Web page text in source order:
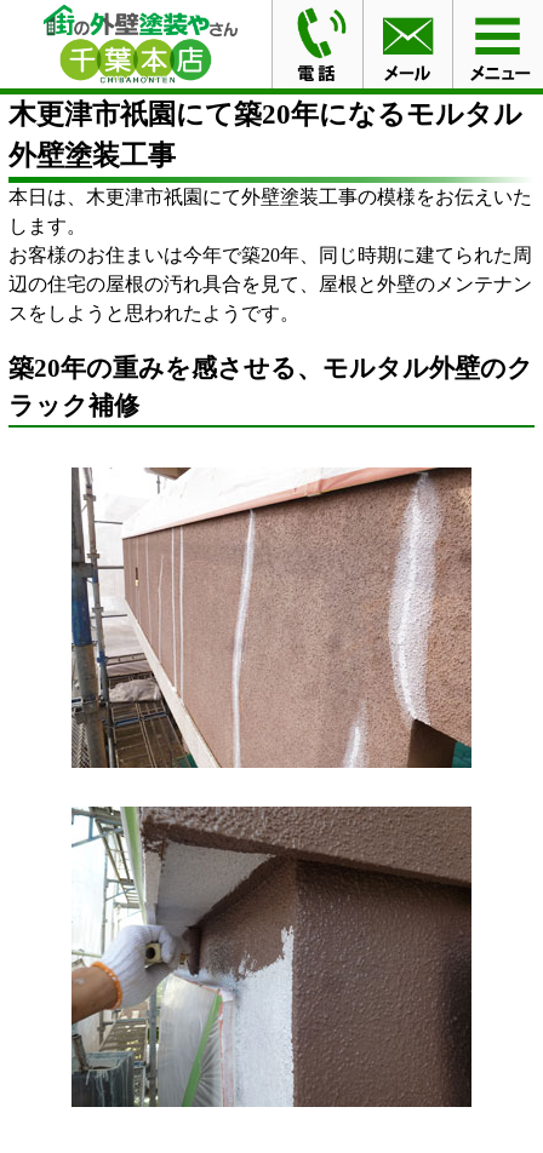
HOME ブログ
木更津市祇園にて築20年になるモルタル
外壁塗装工事
木更津市祇園にて築20年になるモルタル
外壁塗装工事
本日は、木更津市祇園にて外壁塗装工事の模様をお伝えいた
します。
お客様のお住まいは今年で築20年、同じ時期に建てられた周
辺の住宅の屋根の汚れ具合を見て、屋根と外壁のメンテナン
スをしようと思われたようです。
築20年の重みを感させる、モルタル外壁のク
ラック補修